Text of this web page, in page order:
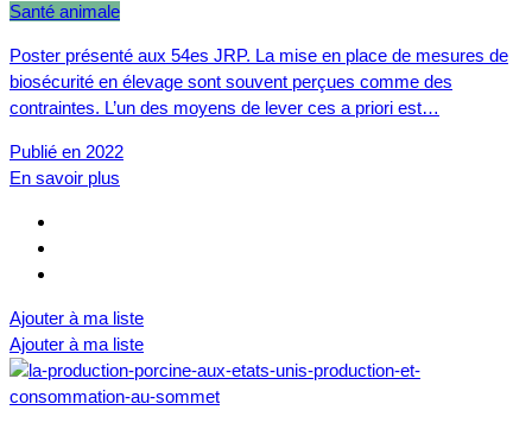
Santé animale
Poster présenté aux 54es JRP. La mise en place de mesures de
biosécurité en élevage sont souvent perçues comme des
contraintes. L’un des moyens de lever ces a priori est…
Publié en 2022
En savoir plus
Ajouter à ma liste
Ajouter à ma liste